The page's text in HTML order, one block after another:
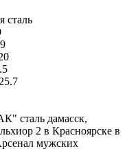
сталь
сталь дамасск,
2 в Красноярске в
мужских